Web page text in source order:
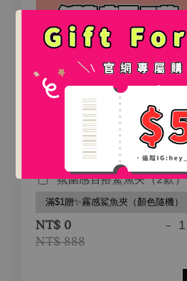
.
.
氛圍感百搭鯊魚夾（2款）
NT$ 0
NT$ 888
-